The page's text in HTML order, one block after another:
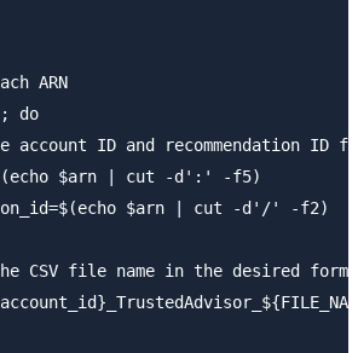
ARN
do
account ID and recommendation ID
$arn | cut -d':' -f5)
$arn | cut -d'/' -f2)
CSV file name in the desired